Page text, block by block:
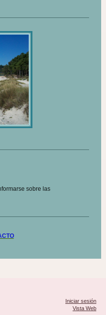
sobre las
Iniciar sesión
Vista Web